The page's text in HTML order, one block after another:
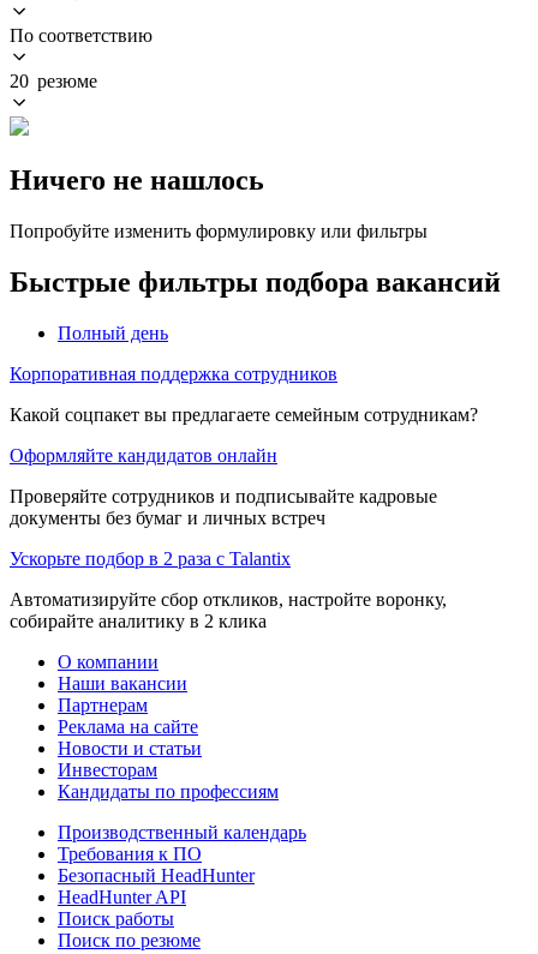
По соответствию
20 резюме
Ничего не нашлось
Попробуйте изменить формулировку или фильтры
Быстрые фильтры подбора вакансий
Полный день
Корпоративная поддержка сотрудников
Какой соцпакет вы предлагаете семейным сотрудникам?
Оформляйте кандидатов онлайн
Проверяйте сотрудников и подписывайте кадровые
документы без бумаг и личных встреч
Ускорьте подбор в 2 раза с Talantix
Автоматизируйте сбор откликов, настройте воронку,
собирайте аналитику в 2 клика
О компании
Наши вакансии
Партнерам
Реклама на сайте
Новости и статьи
Инвесторам
Кандидаты по профессиям
Производственный календарь
Требования к ПО
Безопасный HeadHunter
HeadHunter API
Поиск работы
Поиск по резюме